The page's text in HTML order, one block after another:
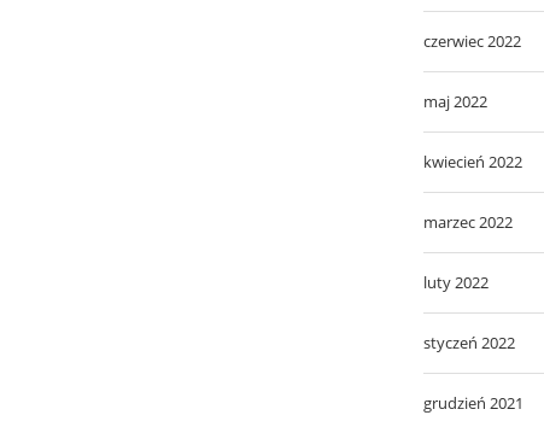
czerwiec 2022
maj 2022
kwiecień 2022
marzec 2022
luty 2022
styczeń 2022
grudzień 2021